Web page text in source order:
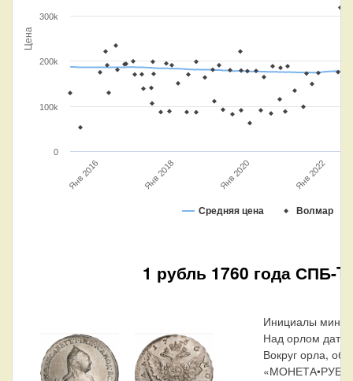
Цена
Средняя цена Волмар
Янв 2016 Янв 2018 Янв 2020 Янв 2022
0
100k
200k
300k
1 рубль 1760 года СПБ-
Инициалы
Над орлом дата
Вокруг орла,